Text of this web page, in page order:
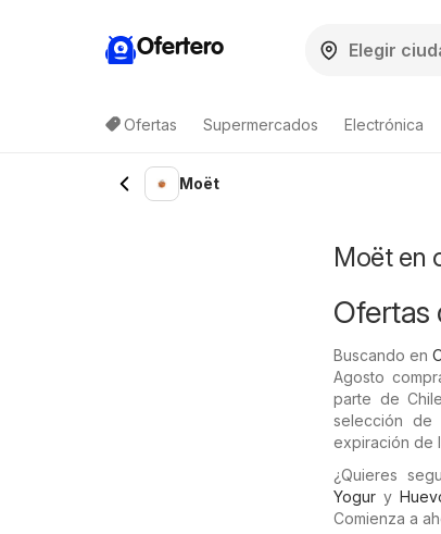
Ofertero
Ofertas Supermercados Electrónica
Lista de productos
Moët
Moët en
Ofertas
Buscando en
Agosto
parte de
selección de
expiración de
¿Quieres
Yogur y
Comienza a